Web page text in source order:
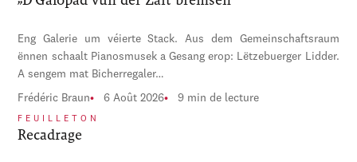
Eng Galerie um véierte Stack. Aus dem Gemeinschaftsraum
ënnen schaalt Pianosmusek a Gesang erop: Lëtzebuerger Lidder.
A sengem mat Bicherregaler…
Frédéric Braun 6 Août 2026 9 min de lecture
FEUILLETON
Recadrage